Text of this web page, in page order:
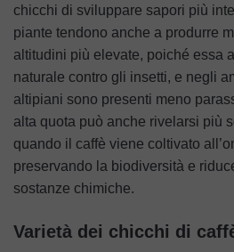
chicchi di sviluppare sapori più
piante tendono anche a produrre
altitudini più elevate, poiché essa
naturale contro gli insetti, e negli
altipiani sono presenti meno
alta quota può anche rivelarsi più
quando il caffè viene coltivato
preservando la biodiversità e
sostanze chimiche.
Varietà dei chicchi di